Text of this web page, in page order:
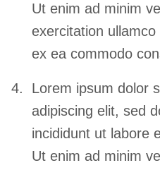
Ut enim ad minim
exercitation
ex ea commodo
Lorem ipsum dolor
adipiscing elit, sed
incididunt ut labore
Ut enim ad minim